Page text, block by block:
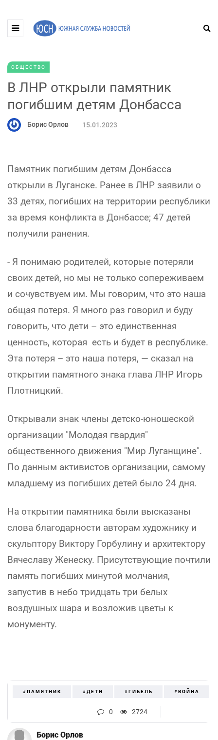
ОБЩЕСТВО
В ЛНР открыли памятник
погибшим детям Донбасса
Борис Орлов 15.01.2023
Памятник погибшим детям Донбасса
открыли в Луганске. Ранее в ЛНР заявили о
33 детях, погибших на территории республики
за время конфликта в Донбассе; 47 детей
получили ранения.
- Я понимаю родителей, которые потеряли
своих детей, но мы не только сопереживаем
и сочувствуем им. Мы говорим, что это наша
общая потеря. Я много раз говорил и буду
говорить, что дети – это единственная
ценность, которая есть и будет в республике.
Эта потеря – это наша потеря, — сказал на
открытии памятного знака глава ЛНР Игорь
Плотницкий.
Открывали знак члены детско-юношеской
организации "Молодая гвардия"
общественного движения "Мир Луганщине".
По данным активистов организации, самому
младшему из погибших детей было 24 дня.
На открытии памятника были высказаны
слова благодарности авторам художнику и
скульптору Виктору Горбулину и архитектору
Вячеславу Женеску. Присутствующие почтили
память погибших минутой молчания,
запустив в небо тридцать три белых
воздушных шара и возложив цветы к
монументу.
#ПАМЯТНИК #ДЕТИ #ГИБЕЛЬ #ВОЙНА
0 2724
Борис Орлов